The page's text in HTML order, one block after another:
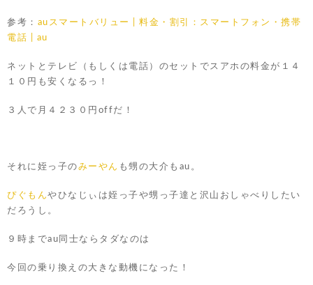
参考： auスマートバリュー | 料金・割引：スマートフォン・携帯
電話 | au
ネットとテレビ（もしくは電話）のセットでスアホの料金が１４
１０円も安くなるっ！
３人で月４２３０円offだ！
それに姪っ子のみーやん も甥の大介もau。
ぴぐもんやひなじぃは姪っ子や甥っ子達と沢山おしゃべりしたい
だろうし。
９時までau同士ならタダなのは
今回の乗り換えの大きな動機になった！